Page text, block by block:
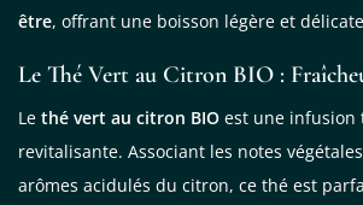
être, offrant une boisson légère et
Le Thé Vert au Citron BIO :
Le thé vert au citron BIO est une infusion
revitalisante. Associant les notes
arômes acidulés du citron, ce thé est